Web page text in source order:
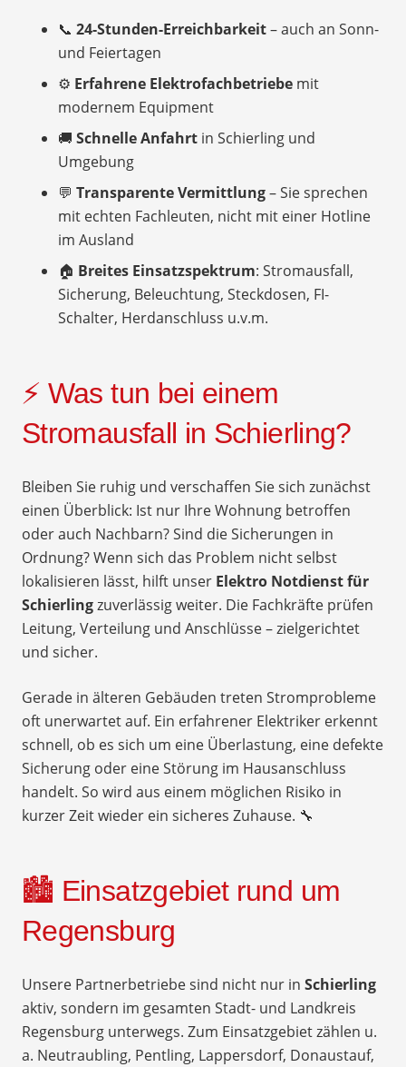
📞 24-Stunden-Erreichbarkeit– auch an Sonn-
und Feiertagen
⚙️ Erfahrene Elektrofachbetriebe mit
modernem Equipment
🚚 Schnelle Anfahrt in Schierling und
Umgebung
💬 Transparente Vermittlung– Sie sprechen
mit echten Fachleuten, nicht mit einer Hotline
im Ausland
🏠 Breites Einsatzspektrum: Stromausfall,
Sicherung, Beleuchtung, Steckdosen, FI-
Schalter, Herdanschluss u.v.m.
⚡ Was tun bei einem
Stromausfall in Schierling?
Bleiben Sie ruhig und verschaffen Sie sich zunächst
einen Überblick: Ist nur Ihre Wohnung betroffen
oder auch Nachbarn? Sind die Sicherungen in
Ordnung? Wenn sich das Problem nicht selbst
lokalisieren lässt, hilft unser Elektro Notdienst für
Schierlingzuverlässig weiter. Die Fachkräfte prüfen
Leitung, Verteilung und Anschlüsse – zielgerichtet
und sicher.
Gerade in älteren Gebäuden treten Stromprobleme
oft unerwartet auf. Ein erfahrener Elektriker erkennt
schnell, ob es sich um eine Überlastung, eine defekte
Sicherung oder eine Störung im Hausanschluss
handelt. So wird aus einem möglichen Risiko in
kurzer Zeit wieder ein sicheres Zuhause. 🔧
🏙️ Einsatzgebiet rund um
Regensburg
Unsere Partnerbetriebe sind nicht nur in Schierling
aktiv, sondern im gesamten Stadt- und Landkreis
Regensburg unterwegs. Zum Einsatzgebiet zählen u.
a. Neutraubling, Pentling, Lappersdorf, Donaustauf,